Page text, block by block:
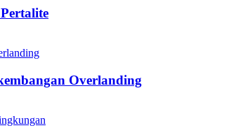
Overlanding